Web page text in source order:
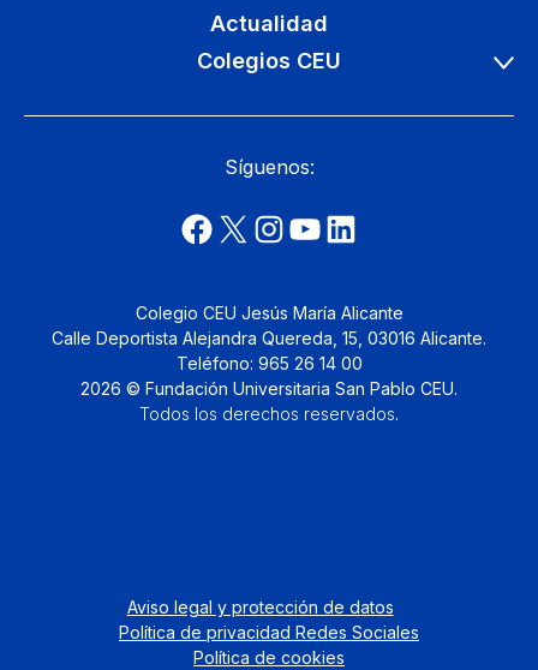
Actualidad
Colegios CEU
Síguenos:
Colegio CEU Jesús María Alicante
Calle Deportista Alejandra Quereda, 15, 03016 Alicante.
Teléfono: 965 26 14 00
2026 © Fundación Universitaria San Pablo CEU.
Todos los derechos reservados.
Aviso legal y protección de datos
Política de privacidad Redes Sociales
Política de cookies